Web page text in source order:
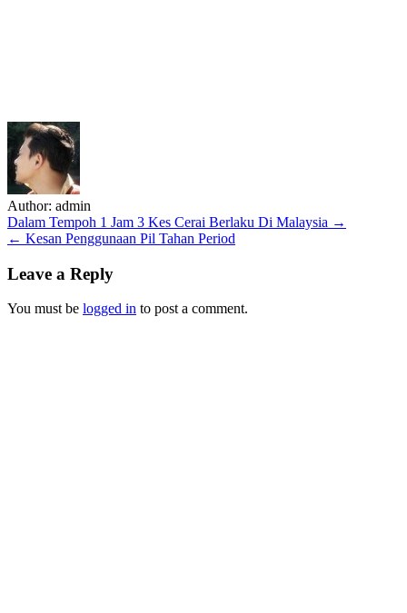
Author: admin
Post
navigation
Dalam Tempoh 1 Jam 3 Kes Cerai Berlaku Di Malaysia →
← Kesan Penggunaan Pil Tahan Period
Leave a Reply
You must be logged in to post a comment.